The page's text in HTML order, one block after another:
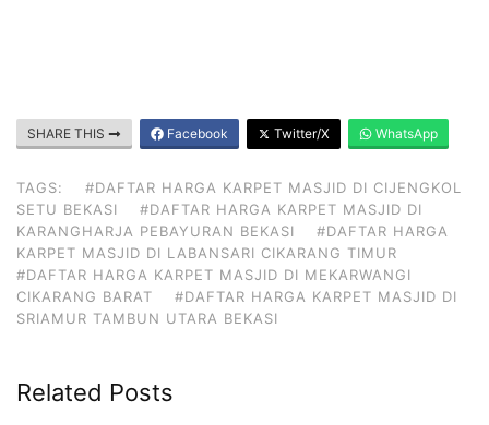
SHARE THIS Facebook Twitter/X WhatsApp
TAGS:
#DAFTAR HARGA KARPET MASJID DI CIJENGKOL
SETU BEKASI
#DAFTAR HARGA KARPET MASJID DI
KARANGHARJA PEBAYURAN BEKASI
#DAFTAR HARGA
KARPET MASJID DI LABANSARI CIKARANG TIMUR
#DAFTAR HARGA KARPET MASJID DI MEKARWANGI
CIKARANG BARAT
#DAFTAR HARGA KARPET MASJID DI
SRIAMUR TAMBUN UTARA BEKASI
Related Posts